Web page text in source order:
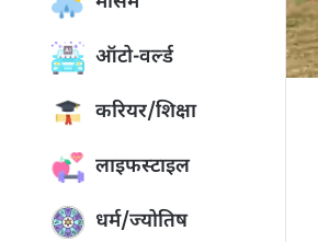
ऑटो-वर्ल्ड
करियर/शिक्षा
लाइफस्टाइल
धर्म/ज्योतिष